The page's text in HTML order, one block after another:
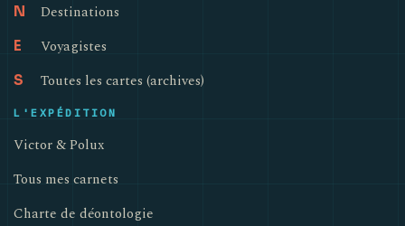
N Destinations
E Voyagistes
S Toutes les cartes (archives)
L'EXPÉDITION
Victor & Polux
Tous mes carnets
Charte de déontologie